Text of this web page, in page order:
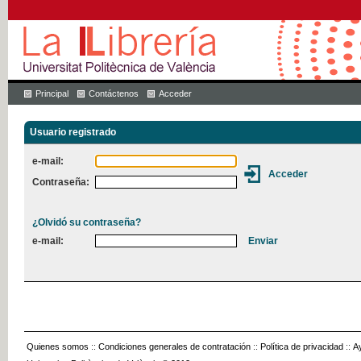
Principal Contáctenos Acceder
Usuario registrado
e-mail:
Contraseña:
¿Olvidó su contraseña?
e-mail:
Quienes somos :: Condiciones generales de contratación :: Política de privacidad ::